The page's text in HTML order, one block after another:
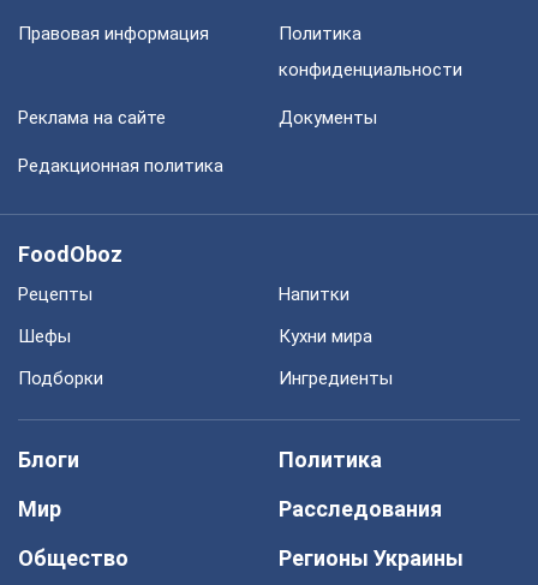
Правовая информация
Политика
конфиденциальности
Реклама на сайте Документы
Редакционная политика
FoodOboz
Рецепты
Напитки
Шефы
Кухни мира
Подборки
Ингредиенты
Блоги
Политика
Мир
Расследования
Общество
Регионы Украины